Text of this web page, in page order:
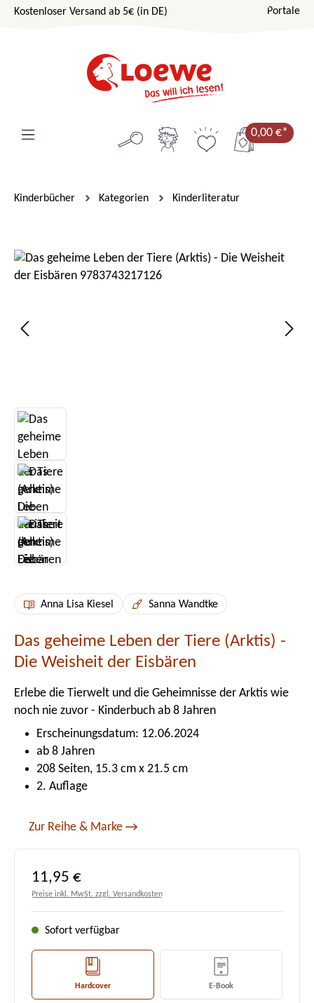
Zum Hauptinhalt springen
Kostenloser Versand ab 5€ (in DE) Portale
0,00 €*
Kinderbücher Kategorien Kinderliteratur
Bildergalerie überspringen
Anna Lisa Kiesel Sanna Wandtke
Das geheime Leben der Tiere (Arktis) -
Die Weisheit der Eisbären
Erlebe die Tierwelt und die Geheimnisse der Arktis wie
noch nie zuvor - Kinderbuch ab 8 Jahren
Erscheinungsdatum: 12.06.2024
ab 8 Jahren
208 Seiten, 15.3 cm x 21.5 cm
2. Auflage
Zur Reihe & Marke
Regulärer Preis:
11,95 €
Preise inkl. MwSt. zzgl. Versandkosten
Sofort verfügbar
Hardcover E-Book